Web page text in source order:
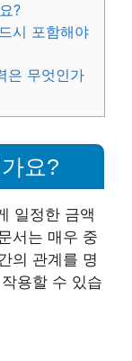
?
시 포함해야
은 무엇인가
요?
일정한 금액
서는 매우 중
의 관계를 명
용할 수 있습